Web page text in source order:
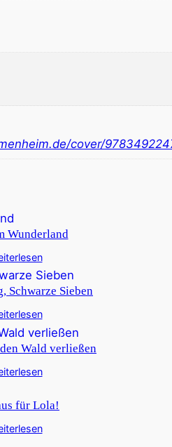
cover/
Wunderland
Schwarze Sieben
Wald verließen
für Lola!